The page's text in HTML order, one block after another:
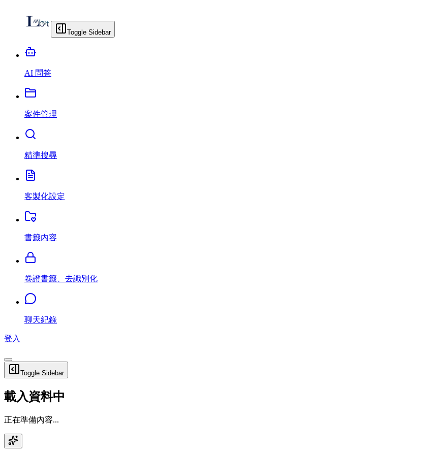
Toggle Sidebar
AI 問答
案件管理
精準搜尋
客製化設定
書籤內容
卷證書籤、去識別化
聊天紀錄
登入
Toggle Sidebar
載入資料中
正在準備內容...